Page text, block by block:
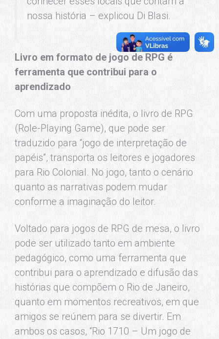
nossa história – explicou Di Blasi.
Livro em formato de jogo de RPG é
ferramenta que contribui para o
aprendizado
Com uma proposta inédita, o livro de RPG
(Role-Playing Game), que pode ser
traduzido para “jogo de interpretação de
papéis”, transporta os leitores e jogadores
para Rio Colonial. No jogo, tanto o cenário
quanto as narrativas podem mudar
conforme a imaginação do leitor.
Voltado para jogos de RPG de mesa, o livro
pode ser utilizado tanto em ambiente
pedagógico, como uma ferramenta que
contribui para o aprendizado e difusão das
histórias que compõem o Rio de Janeiro,
quanto em momentos recreativos, em que
amigos se reúnem para se divertir. Em
ambos os casos, “Rio 1710 – Um jogo de